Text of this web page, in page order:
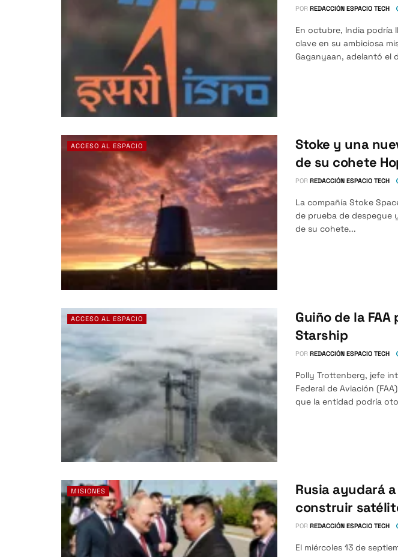
POR REDACCIÓN ESPACIO TECH
En octubre, India podría
clave en su ambiciosa
Gaganyaan, adelantó el
ACCESO AL ESPACIO
Stoke y una
de su cohete
POR REDACCIÓN ESPACIO TECH
La compañía Stoke
de prueba de despegue
de su cohete...
ACCESO AL ESPACIO
Guiño de la
Starship
POR REDACCIÓN ESPACIO TECH
Polly Trottenberg, jefe
Federal de Aviación
que la entidad podría
MISIONES
Rusia ayudará
construir
POR REDACCIÓN ESPACIO TECH
El miércoles 13 de